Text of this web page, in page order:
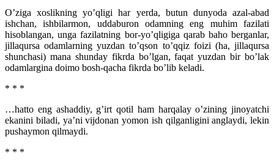
O’ziga xoslikning yo’qligi har yerda, butun dunyoda azal-abad
ishchan, ishbilarmon, uddaburon odamning eng muhim fazilati
hisoblangan, unga fazilatning bor-yo’qligiga qarab baho berganlar,
jillaqursa odamlarning yuzdan to’qson to’qqiz foizi (ha, jillaqursa
shunchasi) mana shunday fikrda bo’lgan, faqat yuzdan bir bo’lak
odamlargina doimo bosh-qacha fikrda bo’lib keladi.
* * *
…hatto eng ashaddiy, g’irt qotil ham harqalay o’zining jinoyatchi
ekanini biladi, ya’ni vijdonan yomon ish qilganligini anglaydi, lekin
pushaymon qilmaydi.
* * *